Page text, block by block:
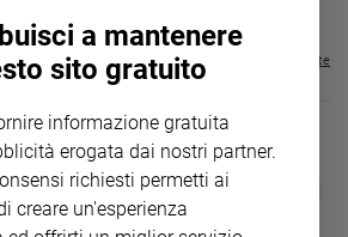
Visualizza tutte le riviste
ITALIANE
DIARIO G 2026-27
€ 8,90
- € 8,90
a mantenere
sito gratuito
informazione gratuita
erogata dai nostri partner.
richiesti permetti ai
creare un'esperienza